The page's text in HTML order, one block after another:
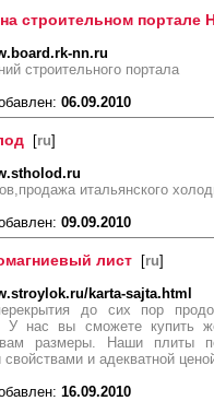
строительном портале
nn.ru
строительного портала
06.09.2010
[ru]
итальянского
09.09.2010
лист [ru]
karta-sajta.html
до сих пор
У нас вы сможете купить
размеры. Наши плиты
и адекватной
16.09.2010